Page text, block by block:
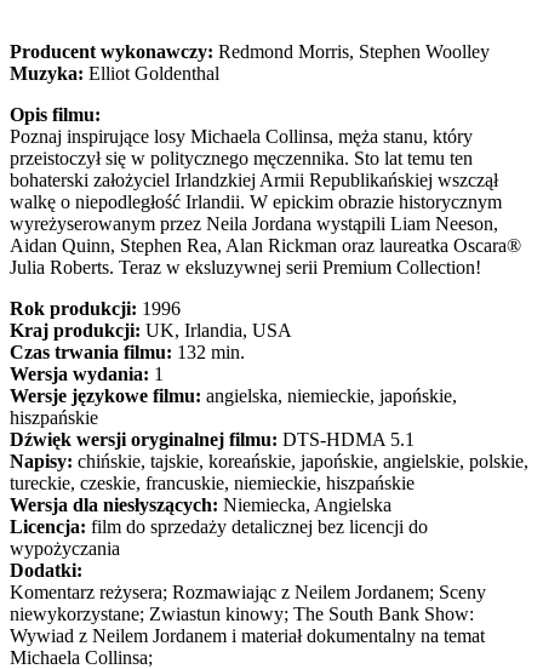
Producent wykonawczy: Redmond Morris, Stephen Woolley
Muzyka: Elliot Goldenthal
Opis filmu:
Poznaj inspirujące losy Michaela Collinsa, męża stanu, który
przeistoczył się w politycznego męczennika. Sto lat temu ten
bohaterski założyciel Irlandzkiej Armii Republikańskiej wszczął
walkę o niepodległość Irlandii. W epickim obrazie historycznym
wyreżyserowanym przez Neila Jordana wystąpili Liam Neeson,
Aidan Quinn, Stephen Rea, Alan Rickman oraz laureatka Oscara®
Julia Roberts. Teraz w eksluzywnej serii Premium Collection!
Rok produkcji: 1996
Kraj produkcji: UK, Irlandia, USA
Czas trwania filmu: 132 min.
Wersja wydania: 1
Wersje językowe filmu: angielska, niemieckie, japońskie,
hiszpańskie
Dźwięk wersji oryginalnej filmu: DTS-HDMA 5.1
Napisy: chińskie, tajskie, koreańskie, japońskie, angielskie, polskie,
tureckie, czeskie, francuskie, niemieckie, hiszpańskie
Wersja dla niesłyszących: Niemiecka, Angielska
Licencja: film do sprzedaży detalicznej bez licencji do
wypożyczania
Dodatki:
Komentarz reżysera; Rozmawiając z Neilem Jordanem; Sceny
niewykorzystane; Zwiastun kinowy; The South Bank Show:
Wywiad z Neilem Jordanem i materiał dokumentalny na temat
Michaela Collinsa;